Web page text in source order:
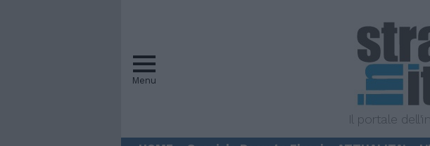
Menu
Il portale